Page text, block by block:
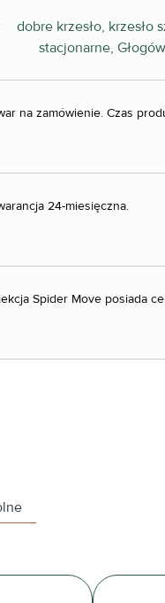
na zamówienie. Czas
24-miesięczna.
Spider Move posiada